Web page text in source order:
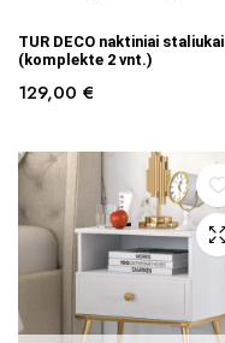
TUR DECO naktiniai staliukai
(komplekte 2 vnt.)
129,00 €